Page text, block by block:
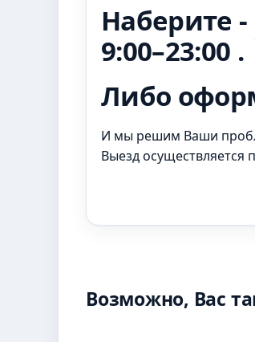
Наберите -
9:00–23:00 .
Либо
И мы решим Ваши
Выезд
Возможно, Вас